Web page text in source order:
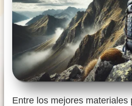
Entre los mejores materiales